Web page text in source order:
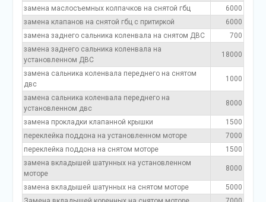
замена маслосъемных колпачков на снятой гбц
6000
замена клапанов на снятой гбц с притиркой
6000
замена заднего сальника коленвала на снятом ДВС
700
замена заднего сальника коленвала на
установленном ДВС
18000
замена сальника коленвала переднего на снятом
двс
1000
замена сальника коленвала переднего на
установленном двс
8000
замена прокладки клапанной крышки
1500
переклейка поддона на установленном моторе
7000
переклейка поддона на снятом моторе
1500
замена вкладышей шатунных на установленном
моторе
8000
замена вкладышей шатунных на снятом моторе
5000